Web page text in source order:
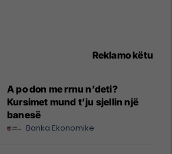
Reklamo këtu
A po don me rrnu n’deti?
Kursimet mund t’ju sjellin një
banesë
Banka Ekonomike